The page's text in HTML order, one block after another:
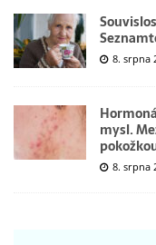
8. srpna
mysl.
8. srpna